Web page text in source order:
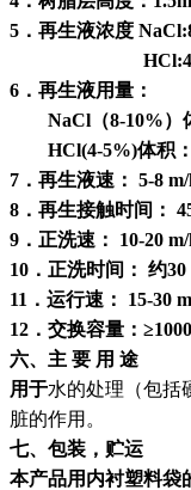
5．再生液浓度
HCl:4-
6．再生液用量：
NaCl（8-10%）
HCl(4-5%)体积：
7．再生液速： 5-8 m
8．再生接触时间：
9．正洗速： 10-20 m
10．正洗时间： 约30
11．运行速： 15-30 m
12．交换容量：
六、主 要 用 途
用于水的处理（包括
脏的作用。
七、包装，贮运
本产品用内衬塑料袋